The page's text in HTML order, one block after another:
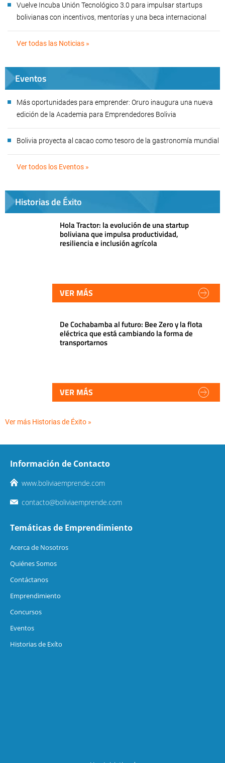
Vuelve Incuba Unión Tecnológico 3.0 para impulsar startups
bolivianas con incentivos, mentorías y una beca internacional
Ver todas las Noticias »
Eventos
Más oportunidades para emprender: Oruro inaugura una nueva
edición de la Academia para Emprendedores Bolivia
Bolivia proyecta al cacao como tesoro de la gastronomía mundial
Ver todos los Eventos »
Historias de Éxito
Hola Tractor: la evolución de una startup
boliviana que impulsa productividad,
resiliencia e inclusión agrícola
VER MÁS
De Cochabamba al futuro: Bee Zero y la flota
eléctrica que está cambiando la forma de
transportarnos
VER MÁS
Ver más Historias de Éxito »
Información de Contacto
www.boliviaemprende.com
contacto@boliviaemprende.com
Temáticas de Emprendimiento
Acerca de Nosotros
Quiénes Somos
Contáctanos
Emprendimiento
Concursos
Eventos
Historias de Exíto